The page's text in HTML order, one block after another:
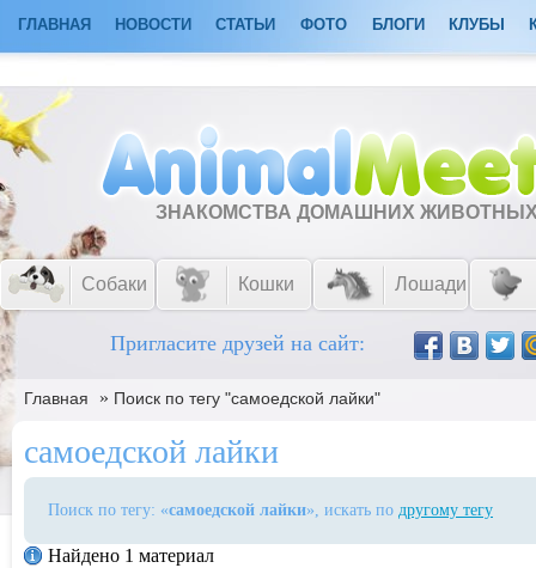
ГЛАВНАЯ НОВОСТИ СТАТЬИ ФОТО БЛОГИ КЛУБЫ
ЗНАКОМСТВА ДОМАШНИХ
Собаки Кошки Лошади
Пригласите друзей на сайт:
Главная » Поиск по тегу "самоедской лайки"
самоедской лайки
Поиск по тегу: «самоедской лайки», искать по другому тегу
Найдено 1 материал